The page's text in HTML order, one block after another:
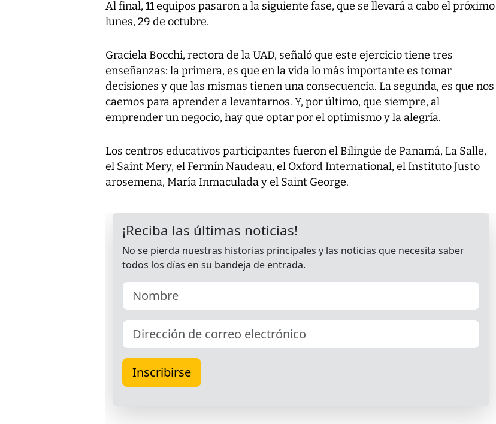
Al final, 11 equipos pasaron a la siguiente fase, que se llevará a cabo el próximo
lunes, 29 de octubre.
Graciela Bocchi, rectora de la UAD, señaló que este ejercicio tiene tres
enseñanzas: la primera, es que en la vida lo más importante es tomar
decisiones y que las mismas tienen una consecuencia. La segunda, es que nos
caemos para aprender a levantarnos. Y, por último, que siempre, al
emprender un negocio, hay que optar por el optimismo y la alegría.
Los centros educativos participantes fueron el Bilingüe de Panamá, La Salle,
el Saint Mery, el Fermín Naudeau, el Oxford International, el Instituto Justo
arosemena, María Inmaculada y el Saint George.